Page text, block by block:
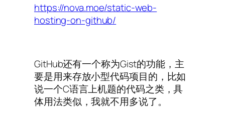
https://nova.moe/static-web-
hosting-on-github/
GitHub还有一个称为Gist的功能，主
要是用来存放小型代码项目的，比如
说一个C语言上机题的代码之类，具
体用法类似，我就不用多说了。